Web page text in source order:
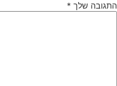
התגובה שלך *